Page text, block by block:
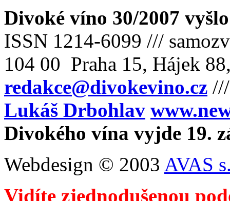
Divoké víno 30/2007
ISSN 1214-6099 ///
104 00 Praha 15, Hájek
redakce@divokevino.cz
Lukáš Drbohlav
Divokého vína vyjde 19.
Webdesign © 2003 AVAS
Vidíte zjednodušenou